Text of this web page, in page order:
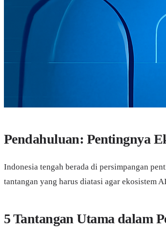
Pendahuluan: Pentingnya
Indonesia tengah berada di persimpangan
tantangan yang harus diatasi agar ekosistem
5 Tantangan Utama dalam